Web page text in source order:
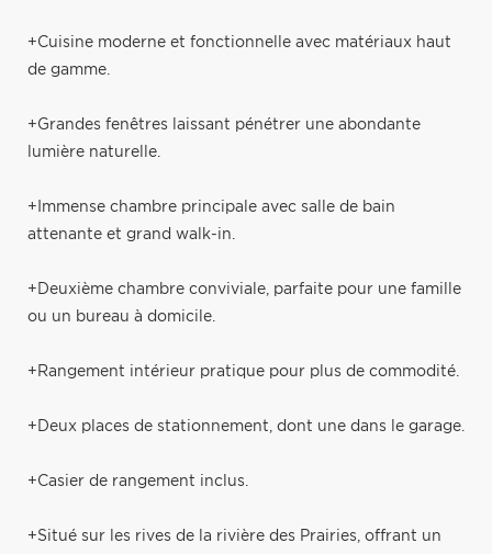
+Cuisine moderne et fonctionnelle avec matériaux haut
de gamme.
+Grandes fenêtres laissant pénétrer une abondante
lumière naturelle.
+Immense chambre principale avec salle de bain
attenante et grand walk-in.
+Deuxième chambre conviviale, parfaite pour une famille
ou un bureau à domicile.
+Rangement intérieur pratique pour plus de commodité.
+Deux places de stationnement, dont une dans le garage.
+Casier de rangement inclus.
+Situé sur les rives de la rivière des Prairies, offrant un